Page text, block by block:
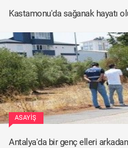
Kastamonu'da sağanak hayatı
ASAYIŞ
Antalya'da bir genç elleri